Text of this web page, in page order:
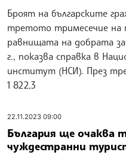
Броят на българските
третото тримесечие на
равнищата на добрата
г., показва справка в
институт (НСИ). През
1 822,3
22.11.2023 09:00
България ще очаква
чуждестранни